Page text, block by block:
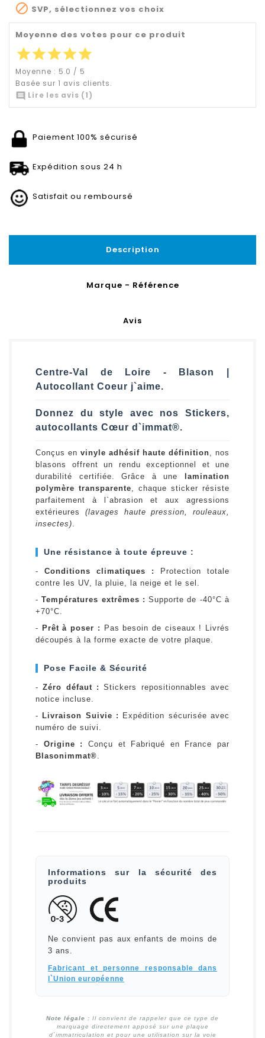
 SVP, sélectionnez vos choix
Moyenne des votes pour ce produit
starstarstarstarstar
Moyenne : 5.0 / 5
Basée sur 1 avis clients.
 Lire les avis (1)
Paiement 100% sécurisé
Expédition sous 24 h
Satisfait ou remboursé
Description
Marque - Référence
Avis
Centre-Val de Loire - Blason |
Autocollant Coeur j`aime.
Donnez du style avec nos Stickers,
autocollants Cœur d`immat®.
Conçus en vinyle adhésif haute définition , nos
blasons offrent un rendu exceptionnel et une
durabilité certifiée. Grâce à une
lamination
polymère transparente , chaque sticker résiste
parfaitement à l`abrasion et aux agressions
extérieures (lavages haute pression, rouleaux,
insectes)
Une résistance à toute épreuve :
- Conditions climatiques :
Protection totale
contre les UV, la pluie, la neige et le sel.
-Températures extrêmes : Supporte de -40°C à
+70°C.
- Prêt à poser :
Pas besoin de ciseaux ! Livrés
découpés à la forme exacte de votre plaque.
Pose Facile & Sécurité
-Zéro défaut : Stickers repositionnables avec
notice incluse.
-
Livraison Suivie :
Expédition sécurisée avec
numéro de suivi.
- Origine :
Conçu et Fabriqué en France par
Blasonimmat®
Informations sur la sécurité des
produits
Ne convient pas aux enfants de moins de
3 ans.
Fabricant et personne responsable dans
l`Union européenne
Note légale : Il convient de rappeler que ce type de
marquage directement apposé sur une plaque
d`immatriculation et pour une utilisation sur la voie